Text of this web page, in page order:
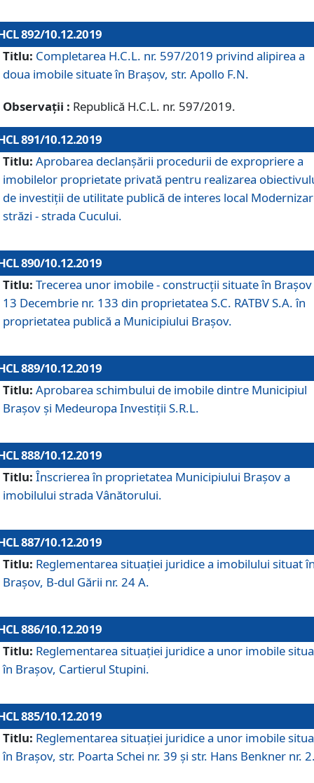
892/10.12.2019
Titlu: Completarea H.C.L. nr. 597/2019 privind alipirea a
doua imobile situate în Brașov, str. Apollo F.N.
Observații : Republică H.C.L. nr. 597/2019.
891/10.12.2019
Titlu: Aprobarea declanșării procedurii de expropriere a
imobilelor proprietate privată pentru realizarea
de investiții de utilitate publică de interes local
străzi - strada Cucului.
890/10.12.2019
Titlu: Trecerea unor imobile - construcții situate în Brașov
13 Decembrie nr. 133 din proprietatea S.C. RATBV S.A. în
proprietatea publică a Municipiului Brașov.
889/10.12.2019
Titlu: Aprobarea schimbului de imobile dintre Municipiul
Brașov și Medeuropa Investiții S.R.L.
888/10.12.2019
Titlu: Înscrierea în proprietatea Municipiului Braşov a
imobilului strada Vânătorului.
887/10.12.2019
Titlu: Reglementarea situației juridice a imobilului situat
Brașov, B-dul Gării nr. 24 A.
886/10.12.2019
Titlu: Reglementarea situaţiei juridice a unor imobile
în Braşov, Cartierul Stupini.
885/10.12.2019
Titlu: Reglementarea situației juridice a unor imobile
în Brașov, str. Poarta Schei nr. 39 și str. Hans Benkner nr.